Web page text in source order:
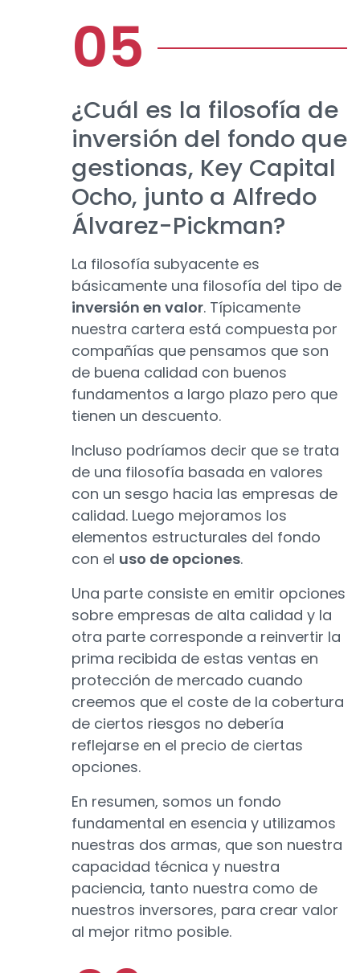
¿Cuál es la filosofía de
inversión del fondo que
gestionas, Key Capital
Ocho, junto a Alfredo
Álvarez-Pickman?
La filosofía subyacente es
básicamente una filosofía del tipo de
inversión en valor. Típicamente
nuestra cartera está compuesta por
compañías que pensamos que son
de buena calidad con buenos
fundamentos a largo plazo pero que
tienen un descuento.
Incluso podríamos decir que se trata
de una filosofía basada en valores
con un sesgo hacia las empresas de
calidad. Luego mejoramos los
elementos estructurales del fondo
con el uso de opciones.
Una parte consiste en emitir opciones
sobre empresas de alta calidad y la
otra parte corresponde a reinvertir la
prima recibida de estas ventas en
protección de mercado cuando
creemos que el coste de la cobertura
de ciertos riesgos no debería
reflejarse en el precio de ciertas
opciones.
En resumen, somos un fondo
fundamental en esencia y utilizamos
nuestras dos armas, que son nuestra
capacidad técnica y nuestra
paciencia, tanto nuestra como de
nuestros inversores, para crear valor
al mejor ritmo posible.